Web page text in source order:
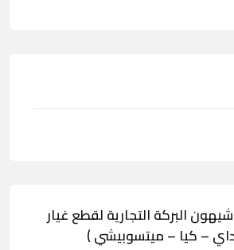
البركة التجارية لقطع غيار
– كيا – ميتسوبيشي )